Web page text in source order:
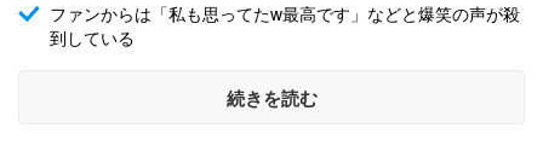
ファンからは「私も思ってたw最高です」などと爆笑の声が殺
到している
続きを読む